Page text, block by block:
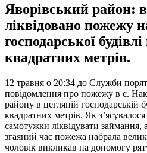
Яворівський район:
ліквідовано пожежу
господарської
квадратних метрів.
12 травня о 20:34 до Служби
повідомлення про пожежу в с.
району в цегляній господарській
квадратних метрів. Як
самотужки ліквідувати займання,
згаяний час пожежа набрала
чоловік викликав на допомогу